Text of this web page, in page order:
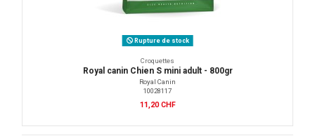
Rupture de stock
Croquettes
Royal canin Chien S mini adult - 800gr
Royal Canin
10028117
11,20 CHF